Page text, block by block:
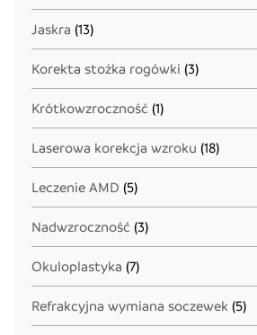
Jaskra (13)
Korekta stożka rogówki (3)
Krótkowzroczność (1)
Laserowa korekcja wzroku (18)
Leczenie AMD (5)
Nadwzroczność (3)
Okuloplastyka (7)
Refrakcyjna wymiana soczewek (5)